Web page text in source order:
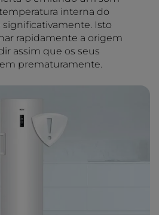
interna do
Isto
rapidamente a origem
assim que os seus
prematuramente.